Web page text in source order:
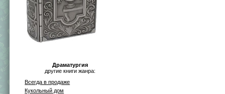
Драматургия
другие книги жанра:
Всегда в продаже
Кукольный дом